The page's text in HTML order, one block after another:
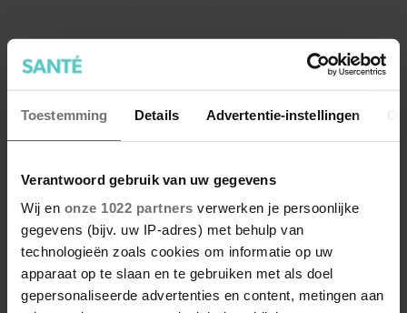
Toestemming Details Advertentie-instellingen
Verantwoord gebruik van uw gegevens
Wij en onze 1022 partners verwerken je persoonlijke
gegevens (bijv. uw IP-adres) met behulp van
technologieën zoals cookies om informatie op uw
apparaat op te slaan en te gebruiken met als doel
gepersonaliseerde advertenties en content, metingen aan
GEZOND